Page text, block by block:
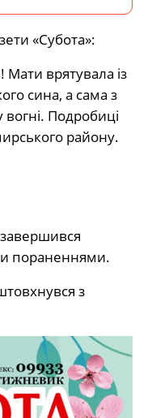
«Субота»:
Мати врятувала із
сина, а сама з
Подробиці
району.
пораненнями.
з